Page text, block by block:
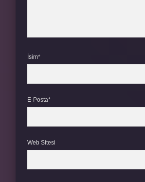
İsim*
E-Posta*
Web Sitesi